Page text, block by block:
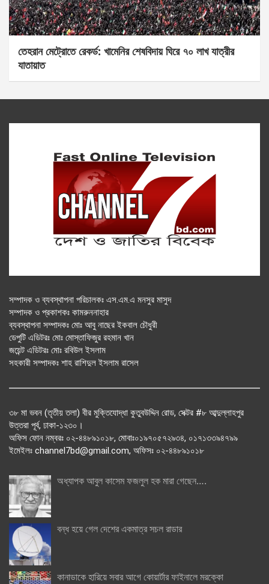
তেহরান মেট্রোতে রেকর্ড: খামেনির শেষবিদায় ঘিরে ৭০ লাখ যাত্রীর
যাতায়াত
সম্পাদক ও ব্যবস্থাপনা পরিচালকঃ এস.এম.এ মনসুর মাসুদ
সম্পাদক ও প্রকাশকঃ কামরুননাহার
ব্যবস্থাপনা সম্পাদকঃ মোঃ আবু নাছের ইকবাল চৌধুরী
ডেপুটি এডিটরঃ মোঃ মোস্তাফিজুর রহমান খান
জয়েন্ট এডিটরঃ মোঃ রবিউল ইসলাম
সহকারী সম্পাদকঃ শাহ রাশিদুল ইসলাম রাসেল
৩৮ মা ভবন (তৃতীয় তলা) বীর মুক্তিযোদ্ধা কুতুবউদ্দিন রোড, সেক্টর #৮ আব্দুল্লাহপুর
উত্তরা পূর্ব, ঢাকা-১২৩০।
অফিস ফোন নম্বরঃ ০২-৪৪৮৯১০১৮, মোবাঃ০১৯৭০৫৭২৯৩৪, ০১৭১৩৩৯৪৭৯৯
ইমেইলঃ channel7bd@gmail.com, অফিসঃ ০২-৪৪৮৯১০১৮
অধ্যাপক আবুল কাসেম ফজলুল হক মারা গেছেন….
বন্ধ হয়ে গেল দেশের একমাত্র সচল রাডার
কানাডাকে হারিয়ে সবার আগে কোয়ার্টার ফাইনালে মরক্কো